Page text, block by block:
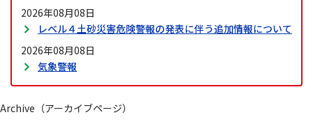
2026年08月08日
レベル４土砂災害危険警報の発表に伴う追加情報について
2026年08月08日
気象警報
Archive（アーカイブページ）